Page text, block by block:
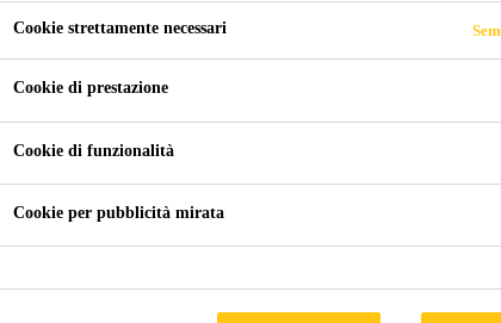
produzione del calcestruzzo
del calcestruzzo durante la messa in opera
Cookie strettamente necessari
Cookie di prestazione
Cookie di funzionalità
Cookie per pubblicità mirata